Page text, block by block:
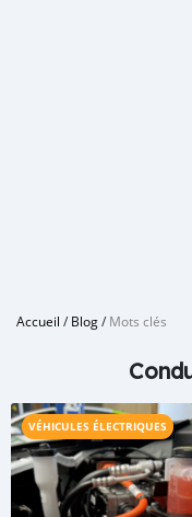
Accueil /Blog/Mots clés
VÉHICULES ÉLECTRIQUES